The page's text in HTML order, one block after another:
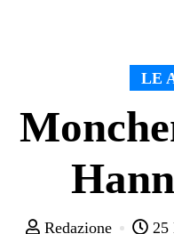
LE
Redazione 25